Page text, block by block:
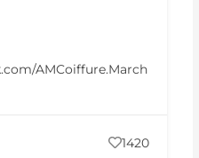
AMCoiffure.March
1420